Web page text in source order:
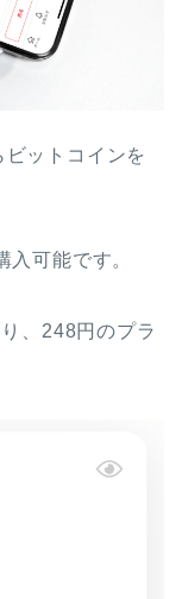
ットコインを
入可能です。
、248円のプラ